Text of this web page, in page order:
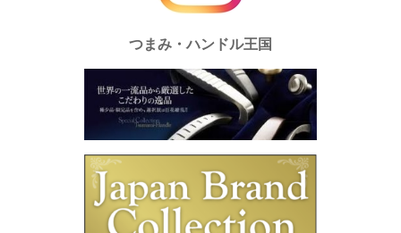
つまみ・ハンドル王国